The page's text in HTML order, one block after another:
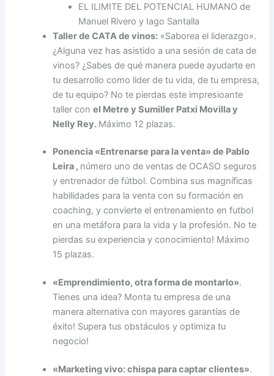
EL ILIMITE DEL POTENCIAL HUMANO de
Manuel Rivero y Iago Santalla
Taller de CATA de vinos: «Saborea el liderazgo».
¿Alguna vez has asistido a una sesión de cata de
vinos? ¿Sabes de qué manera puede ayudarte en
tu desarrollo como lider de tu vida, de tu empresa,
de tu equipo? No te pierdas este impresioante
taller conel Metre y Sumiller Patxi Movilla y
Nelly Rey. Máximo 12 plazas.
Ponencia «Entrenarse para la venta» de Pablo
Leira , número uno de ventas de OCASO seguros
y entrenador de fútbol. Combina sus magníficas
habilidades para la venta con su formación en
coaching, y convierte el entrenamiento en futbol
en una metáfora para la vida y la profesión. No te
pierdas su experiencia y conocimiento! Máximo
15 plazas.
«Emprendimiento, otra forma de montarlo».
Tienes una idea? Monta tu empresa de una
manera alternativa con mayores garantías de
éxito! Supera tus obstáculos y optimiza tu
negocio!
«Marketing vivo: chispa para captar clientes».